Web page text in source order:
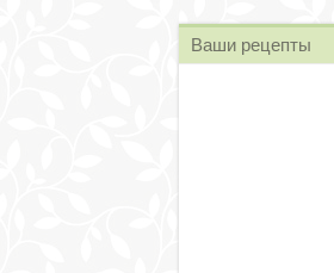
Ваши рецепты